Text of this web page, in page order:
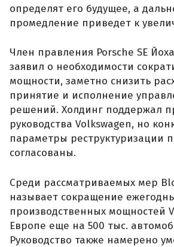
определят его будущее, а
промедление приведет к
Член правления Porsche SE
заявил о необходимости
мощности, заметно снизить
принятие и исполнение
решений. Холдинг поддержал
руководства Volkswagen, но
параметры реструктуризации
согласованы.
Среди рассматриваемых мер
называет сокращение
производственных мощностей
Европе еще на 500 тыс.
Руководство также намерено